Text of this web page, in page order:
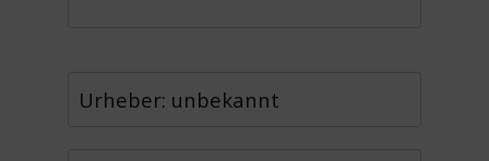
Urheber: unbekannt